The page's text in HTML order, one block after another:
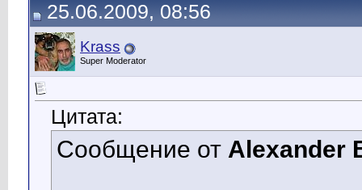
25.06.2009, 08:56
Krass
Super Moderator
Цитата:
Сообщение от Alexander